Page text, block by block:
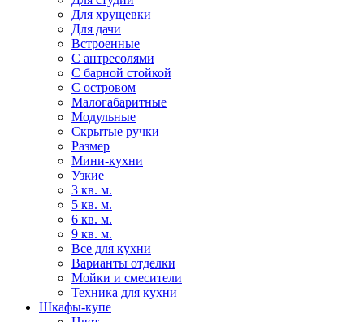
Для хрущевки
Для дачи
Встроенные
С антресолями
С барной стойкой
С островом
Малогабаритные
Модульные
Скрытые ручки
Размер
Мини-кухни
Узкие
3 кв. м.
5 кв. м.
6 кв. м.
9 кв. м.
Все для кухни
Варианты отделки
Мойки и смесители
Техника для кухни
Шкафы-купе